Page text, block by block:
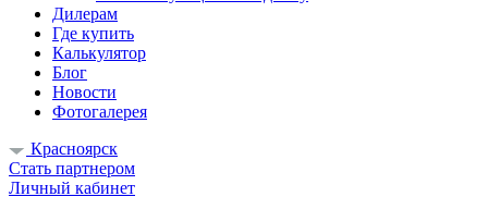
Дилерам
Где купить
Калькулятор
Блог
Новости
Фотогалерея
Красноярск
Стать партнером
Личный кабинет